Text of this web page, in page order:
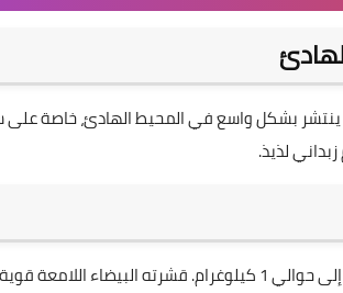
ينتشر بشكل واسع في المحيط الهادئ، خاصة على
لذيذ.
بوزنه الكبير الذي يمكن أن يصل إلى حوالي 1 كيلوغرام. قشرته